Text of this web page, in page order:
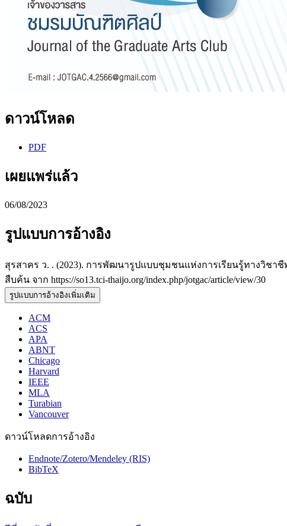
ดาวน์โหลด
PDF
เผยแพร่แล้ว
06/08/2023
รูปแบบการอ้างอิง
สุรสาคร ว. . (2023). การพัฒนารูปแบบชุมชนแห่งการเรียนรู้ทางวิชา
สืบค้น จาก https://so13.tci-thaijo.org/index.php/jotgac/article/view/30
รูปแบบการอ้างอิงเพิ่มเติม
ACM
ACS
APA
ABNT
Chicago
Harvard
IEEE
MLA
Turabian
Vancouver
ดาวน์โหลดการอ้างอิง
Endnote/Zotero/Mendeley (RIS)
BibTeX
ฉบับ